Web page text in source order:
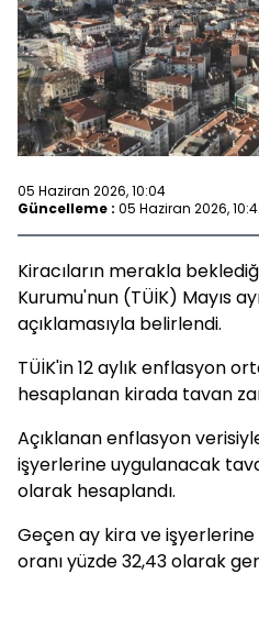
05 Haziran 2026, 10:04
Güncelleme : 05 Haziran 2026,
Kiracıların merakla
Kurumu'nun (TÜİK) Mayıs
açıklamasıyla belirlendi.
TÜİK'in 12 aylık enflasyon
hesaplanan kirada tavan
Açıklanan enflasyon
işyerlerine uygulanacak
olarak hesaplandı.
Geçen ay kira ve
oranı yüzde 32,43 olarak